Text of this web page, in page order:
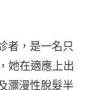
者，是一名只
她在適應上出
瀰漫性脫髮半